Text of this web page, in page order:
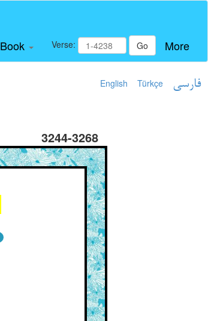
Book Verse: Go More
English Türkçe فارسی
3244-3268